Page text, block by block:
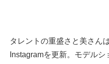
タレントの重盛さと美さん
Instagramを更新。モデル